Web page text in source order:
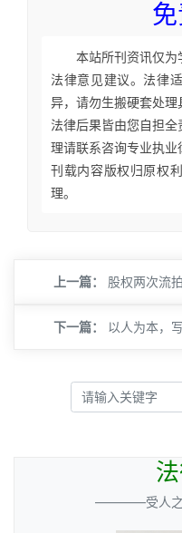
本站所刊资讯仅
法律意见建议。法律
异，请勿生搬硬套处
法律后果皆由您自担
理请联系咨询专业执
刊载内容版权归原权
理。
上一篇： 股权两次流
下一篇： 以人为本，
————受人